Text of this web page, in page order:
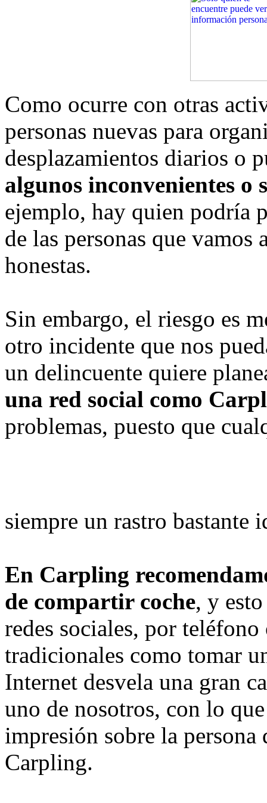
Como ocurre con otras
personas nuevas para
desplazamientos diarios o
algunos inconvenientes o
ejemplo, hay quien podría
de las personas que
honestas.
Sin embargo, el riesgo es
otro incidente que nos
un delincuente quiere
una red social como
problemas, puesto que
siempre un rastro bastante
En Carpling
de compartir coche, y
redes sociales, por
tradicionales como tomar
Internet desvela una gran
uno de nosotros, con lo
impresión sobre la persona
Carpling.